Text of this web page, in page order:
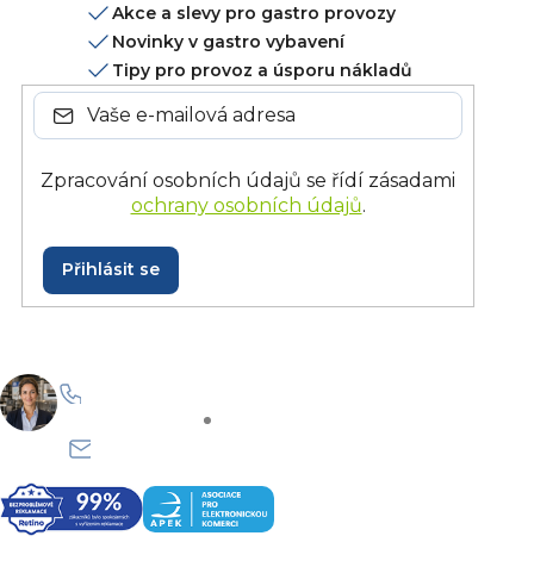
Akce a slevy pro gastro provozy
Novinky v gastro vybavení
Tipy pro provoz a úsporu nákladů
Zpracování osobních údajů se řídí zásadami
ochrany osobních údajů.
Přihlásit se